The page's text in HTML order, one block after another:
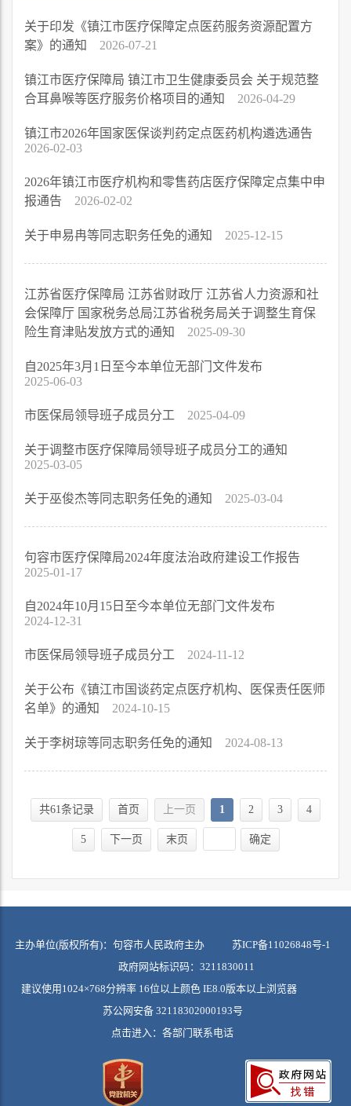
关于印发《镇江市医疗保障定点医药服务资源配置方
案》的通知
2026-07-21
镇江市医疗保障局 镇江市卫生健康委员会 关于规范整
合耳鼻喉等医疗服务价格项目的通知
2026-04-29
镇江市2026年国家医保谈判药定点医药机构遴选通告
2026-02-03
2026年镇江市医疗机构和零售药店医疗保障定点集中申
报通告
2026-02-02
关于申易冉等同志职务任免的通知 2025-12-15
江苏省医疗保障局 江苏省财政厅 江苏省人力资源和社
会保障厅 国家税务总局江苏省税务局关于调整生育保
险生育津贴发放方式的通知
2025-09-30
自2025年3月1日至今本单位无部门文件发布
2025-06-03
市医保局领导班子成员分工 2025-04-09
关于调整市医疗保障局领导班子成员分工的通知
2025-03-05
关于巫俊杰等同志职务任免的通知 2025-03-04
句容市医疗保障局2024年度法治政府建设工作报告
2025-01-17
自2024年10月15日至今本单位无部门文件发布
2024-12-31
市医保局领导班子成员分工 2024-11-12
关于公布《镇江市国谈药定点医疗机构、医保责任医师
名单》的通知
2024-10-15
关于李树琼等同志职务任免的通知 2024-08-13
共61条记录 首页 上一页 1 2 3 4
5 下一页 末页 确定
主办单位(版权所有)：句容市人民政府主办 苏ICP备11026848号-1
政府网站标识码：3211830011
建议使用1024×768分辨率 16位以上颜色 IE8.0版本以上浏览器
苏公网安备 32118302000193号
点击进入： 各部门联系电话